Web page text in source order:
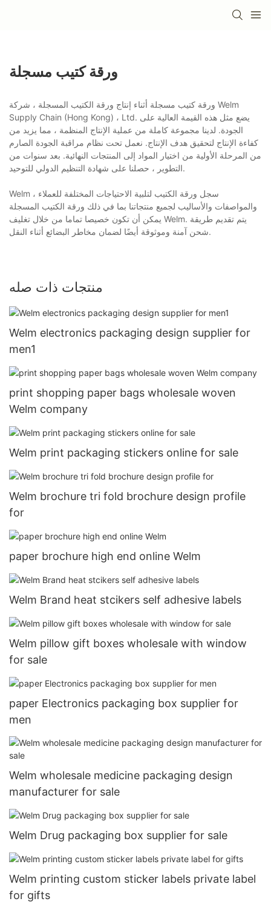
ورقة كتيب مسجلة
ورقة كتيب مسجلة أثناء إنتاج ورقة الكتيب المسجلة ، شركة Welm
Supply Chain (Hong Kong) ، Ltd. يضع مثل هذه القيمة العالية على
الجودة. لدينا مجموعة كاملة من عملية الإنتاج المنظمة ، مما يزيد من
كفاءة الإنتاج لتحقيق هدف الإنتاج. نعمل تحت نظام مراقبة الجودة الصارم
من المرحلة الأولية من اختيار المواد إلى المنتجات النهائية. بعد سنوات من
التطوير ، حصلنا على شهادة التنظيم الدولي للتوحيد.
Welm سجل ورقة الكتيب لتلبية الاحتياجات المختلفة للعملاء ،
والمواصفات والأساليب لجميع منتجاتنا بما في ذلك ورقة الكتيب المسجلة
يمكن أن تكون خصيصا تماما من خلال تغليف Welm. يتم تقديم طريقة
شحن آمنة وموثوقة أيضًا لضمان مخاطر البضائع أثناء النقل.
منتجات ذات صله
Welm electronics packaging design supplier for
men1
print shopping paper bags wholesale woven
Welm company
Welm print packaging stickers online for sale
Welm brochure tri fold brochure design profile
for
paper brochure high end online Welm
Welm Brand heat stcikers self adhesive labels
Welm pillow gift boxes wholesale with window
for sale
paper Electronics packaging box supplier for
men
Welm wholesale medicine packaging design
manufacturer for sale
Welm Drug packaging box supplier for sale
Welm printing custom sticker labels private label
for gifts